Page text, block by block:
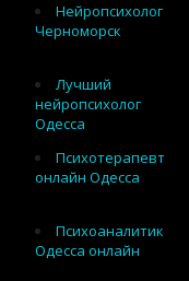
Нейропсихолог
Черноморск
Лучший
нейропсихолог
Одесса
Психотерапевт
онлайн Одесса
Психоаналитик
Одесса онлайн